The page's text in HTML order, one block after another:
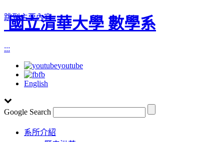
跳到主要內容
國立清華大學 數學系
:::
youtube
fb
English
Google Search
Toggle
navigation
系所介紹